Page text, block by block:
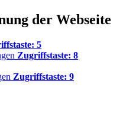
der Webseite
5
Zugriffstaste: 8
Zugriffstaste: 9